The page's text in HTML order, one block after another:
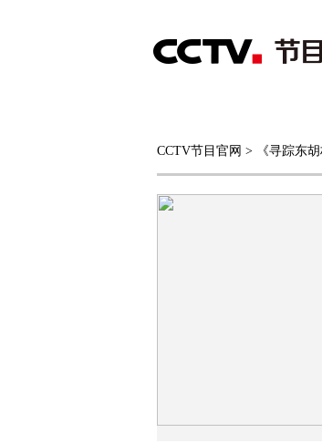
综合 新闻 财经 综艺
CCTV节目官网 > 《寻踪东胡